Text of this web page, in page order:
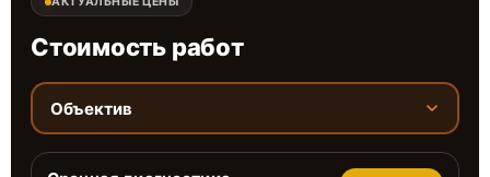
Стоимость работ
Объектив